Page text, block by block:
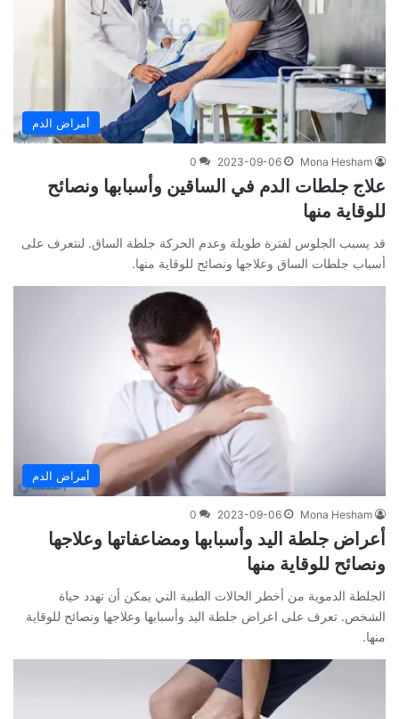
أمراض الدم
Mona Hesham
2023-09-06
0
علاج جلطات الدم في الساقين وأسبابها ونصائح
للوقاية منها
قد يسبب الجلوس لفترة طويلة وعدم الحركة جلطة الساق. لنتعرف على
أسباب جلطات الساق وعلاجها ونصائح للوقاية منها.
أمراض الدم
Mona Hesham
2023-09-06
0
أعراض جلطة اليد وأسبابها ومضاعفاتها وعلاجها
ونصائح للوقاية منها
الجلطة الدموية من أخطر الحالات الطبية التي يمكن أن تهدد حياة
الشخص. تعرف على اعراض جلطة اليد وأسبابها وعلاجها ونصائح للوقاية
منها.